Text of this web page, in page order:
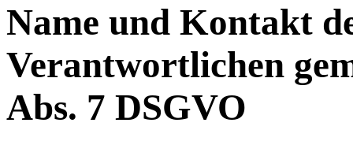
Name und Kontakt
Verantwortlichen
Abs. 7 DSGVO